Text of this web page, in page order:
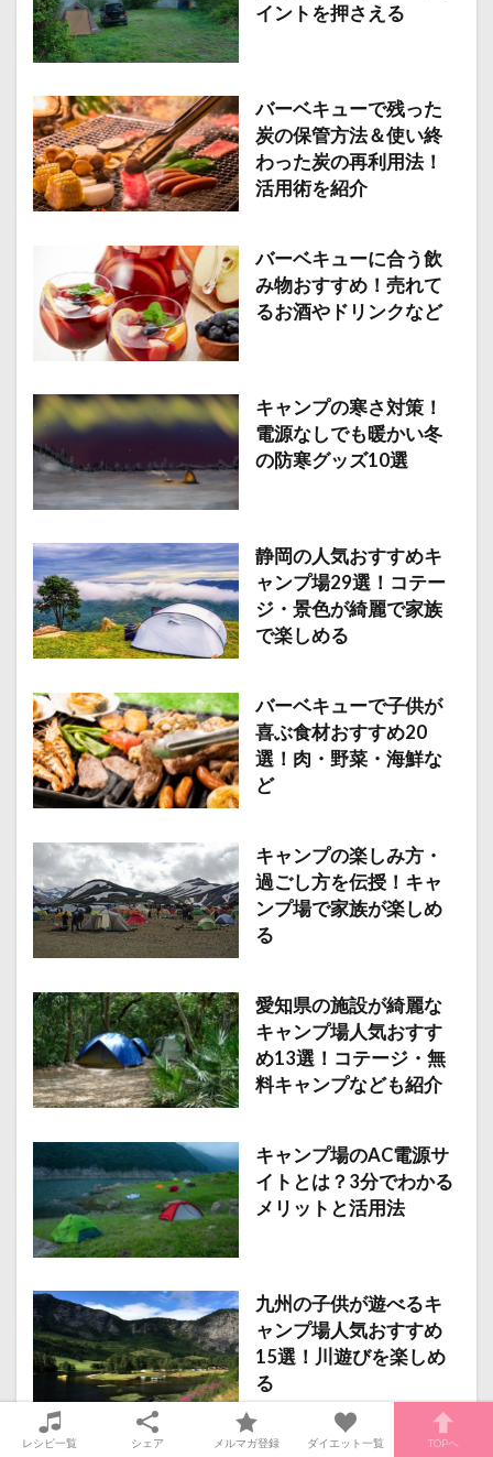
イントを押さえる
バーベキューで残った
炭の保管方法＆使い終
わった炭の再利用法！
活用術を紹介
バーベキューに合う飲
み物おすすめ！売れて
るお酒やドリンクなど
キャンプの寒さ対策！
電源なしでも暖かい冬
の防寒グッズ10選
静岡の人気おすすめキ
ャンプ場29選！コテー
ジ・景色が綺麗で家族
で楽しめる
バーベキューで子供が
喜ぶ食材おすすめ20
選！肉・野菜・海鮮な
ど
キャンプの楽しみ方・
過ごし方を伝授！キャ
ンプ場で家族が楽しめ
る
愛知県の施設が綺麗な
キャンプ場人気おすす
め13選！コテージ・無
料キャンプなども紹介
キャンプ場のAC電源サ
イトとは？3分でわかる
メリットと活用法
九州の子供が遊べるキ
ャンプ場人気おすすめ
15選！川遊びを楽しめ
る
レシピ一覧 シェア メルマガ登録 ダイエット一覧 TOPへ